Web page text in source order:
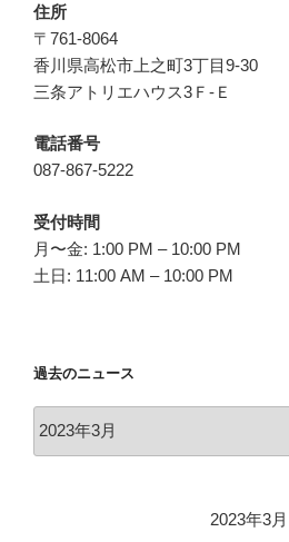
住所
〒761-8064
香川県高松市上之町3丁目9-30
三条アトリエハウス3Ｆ-Ｅ
電話番号
087-867-5222
受付時間
月〜金: 1:00 PM – 10:00 PM
土日: 11:00 AM – 10:00 PM
過去のニュース
2023年3月